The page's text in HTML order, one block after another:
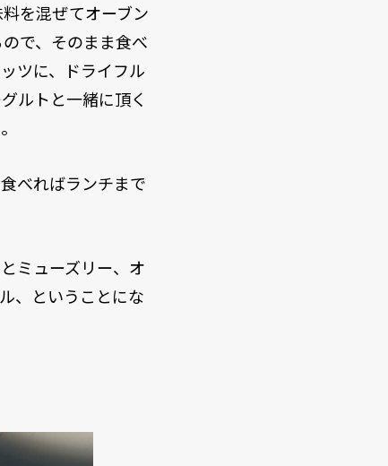
を混ぜてオーブン
で、そのまま食べ
ツに、ドライフル
ルトと一緒に頂く
べればランチまで
ミューズリー、オ
、ということにな